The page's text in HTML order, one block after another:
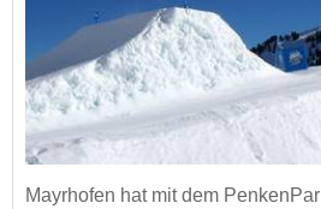
Mayrhofen hat mit dem